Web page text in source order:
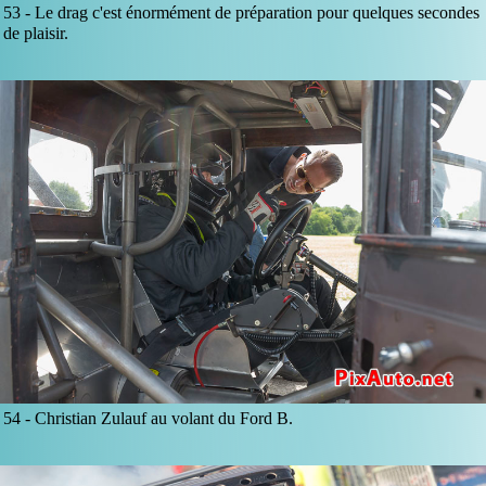
53 -Le drag c'est énormément de préparation pour quelques secondes
de plaisir.
54 -Christian Zulauf au volant du Ford B.